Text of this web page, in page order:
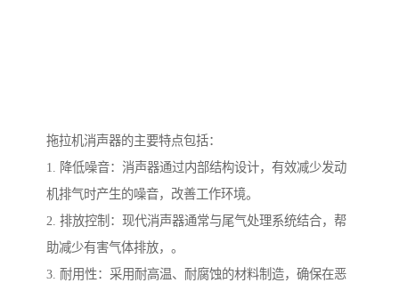
拖拉机消声器的主要特点包括：
1. 降低噪音：消声器通过内部结构设计，有效减少发动
机排气时产生的噪音，改善工作环境。
2. 排放控制：现代消声器通常与尾气处理系统结合，帮
助减少有害气体排放，。
3. 耐用性：采用耐高温、耐腐蚀的材料制造，确保在恶